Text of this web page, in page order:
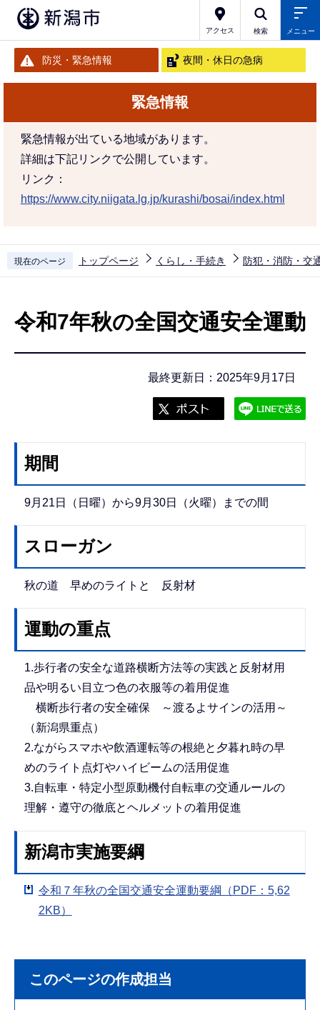
アクセス 検索 メニュー
防災・緊急情報 夜間・休日の急病
緊急情報
緊急情報が出ている地域があります。
詳細は下記リンクで公開しています。
リンク：
https://www.city.niigata.lg.jp/kurashi/bosai/index.html
現在のページ トップページ くらし・手続き 防犯・消防・交
令和7年秋の全国交通安全運動
最終更新日：2025年9月17日
期間
9月21日（日曜）から9月30日（火曜）までの間
スローガン
秋の道 早めのライトと 反射材
運動の重点
1.歩行者の安全な道路横断方法等の実践と反射材用
品や明るい目立つ色の衣服等の着用促進
横断歩行者の安全確保 ～渡るよサインの活用～
（新潟県重点）
2.ながらスマホや飲酒運転等の根絶と夕暮れ時の早
めのライト点灯やハイビームの活用促進
3.自転車・特定小型原動機付自転車の交通ルールの
理解・遵守の徹底とヘルメットの着用促進
新潟市実施要綱
令和７年秋の全国交通安全運動要綱（PDF：5,62
2KB）
このページの作成担当